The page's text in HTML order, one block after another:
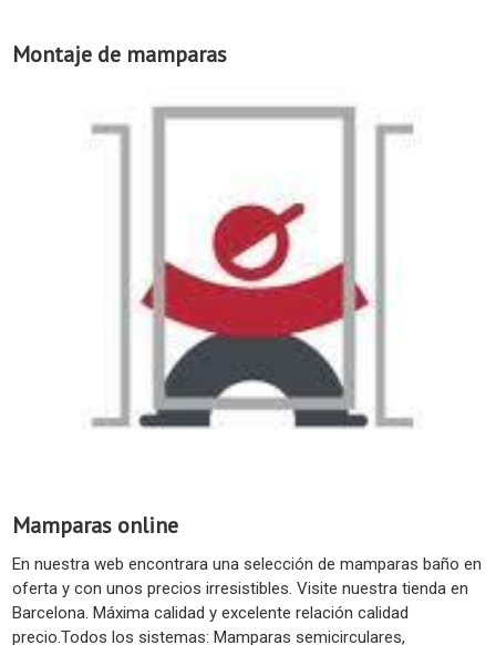
Montaje de mamparas
Mamparas online
En nuestra web encontrara una selección de mamparas baño en
oferta y con unos precios irresistibles. Visite nuestra tienda en
Barcelona. Máxima calidad y excelente relación calidad
precio.Todos los sistemas: Mamparas semicirculares,